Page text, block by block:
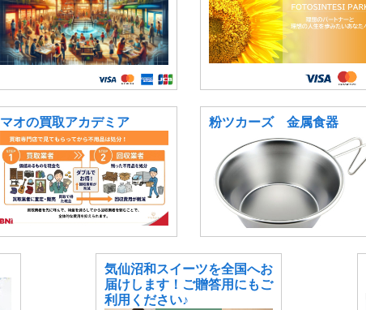
マオの買取アカデミア 粉ツカーズ 金属食器
気仙沼和スイーツを全国へお
届けします！ご贈答用にもご
利用ください♪